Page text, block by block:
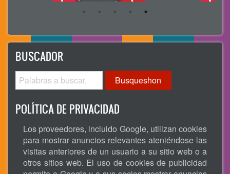
BUSCADOR
Busqueshon
POLÍTICA DE PRIVACIDAD
Los proveedores, incluido Google, utilizan cookies
para mostrar anuncios relevantes ateniéndose las
visitas anteriores de un usuario a su sitio web o a
otros sitios web. El uso de cookies de publicidad